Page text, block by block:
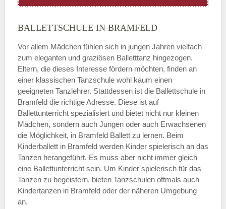
—
ÖFFNUNGSZEITEN HINZUFÜGEN
Freitag
—
ÖFFNUNGSZEITEN HINZUFÜGEN
Samstag
BALLETTSCHULE IN BRAMFELD
Vor allem Mädchen fühlen sich in jungen Jahren vielfach
zum eleganten und graziösen Balletttanz hingezogen.
Eltern, die dieses Interesse fördern möchten, finden an
einer klassischen Tanzschule wohl kaum einen
geeigneten Tanzlehrer. Stattdessen ist die Ballettschule in
Bramfeld die richtige Adresse. Diese ist auf
Ballettunterricht spezialisiert und bietet nicht nur kleinen
Mädchen, sondern auch Jungen oder auch Erwachsenen
die Möglichkeit, in Bramfeld Ballett zu lernen. Beim
Kinderballett in Bramfeld werden Kinder spielerisch an das
Tanzen herangeführt. Es muss aber nicht immer gleich
eine Ballettunterricht sein. Um Kinder spielerisch für das
Tanzen zu begeistern, bieten Tanzschulen oftmals auch
Kindertanzen in Bramfeld oder der näheren Umgebung
an.